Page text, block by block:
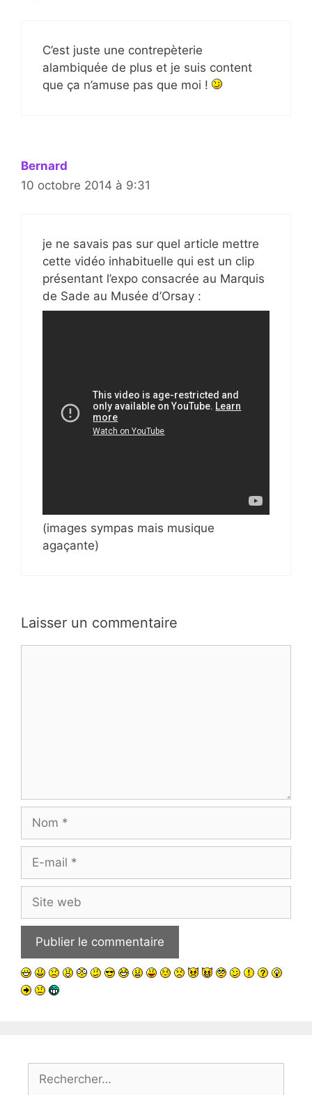
C’est juste une contrepèterie
alambiquée de plus et je suis content
que ça n’amuse pas que moi !
Bernard
10 octobre 2014 à 9:31
je ne savais pas sur quel article mettre
cette vidéo inhabituelle qui est un clip
présentant l’expo consacrée au Marquis
de Sade au Musée d’Orsay :
(images sympas mais musique
agaçante)
Laisser un commentaire
Nom
Site
web
Rechercher :